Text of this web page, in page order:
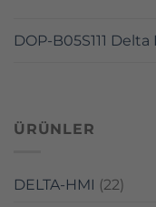
DOP-B05S111 Delta
ÜRÜNLER
DELTA-HMI (22)